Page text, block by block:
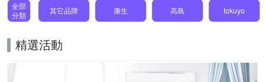
全部
分類
其它品牌 康生 高島 tokuyo
精選活動